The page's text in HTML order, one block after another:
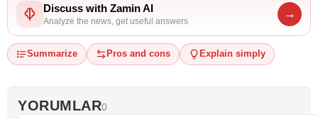
Discuss with Zamin AI
Analyze the news, get useful answers
→
Summarize Pros and cons Explain simply
YORUMLAR0